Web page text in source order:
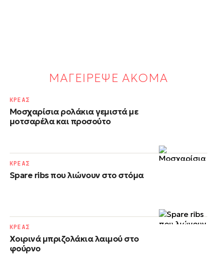
ΜΑΓΕΙΡΕΨΕ ΑΚΟΜΑ
Μοσχαρίσια ρολάκια γεμιστά με
μοτσαρέλα και προσούτο
ΚΡΕΑΣ
Spare ribs που λιώνουν στο στόμα
ΚΡΕΑΣ
Χοιρινά μπριζολάκια λαιμού στο
φούρνο
ΚΡΕΑΣ